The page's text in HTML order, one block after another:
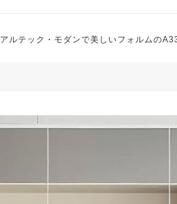
アルテック・モダンで美しいフォルムの